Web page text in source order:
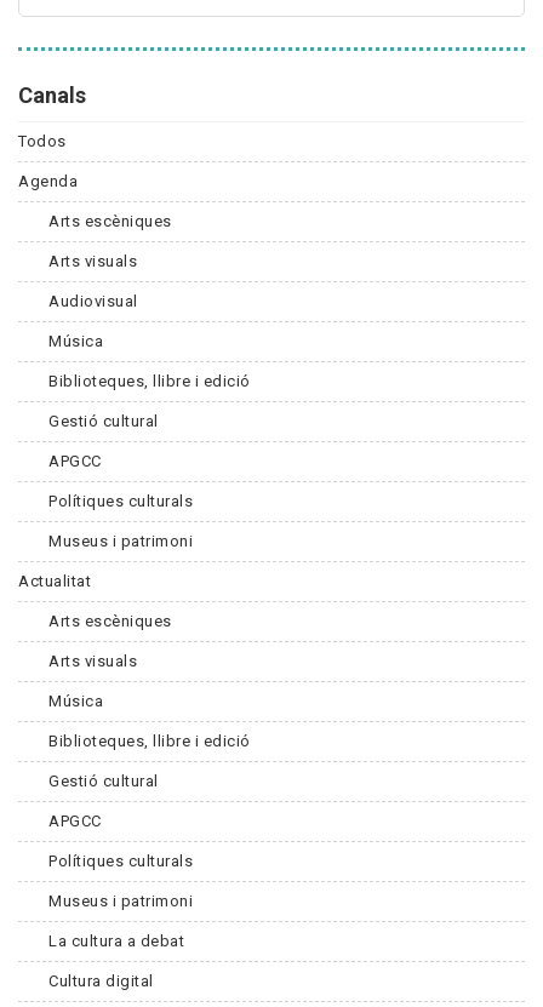
Canals
Todos
Agenda
Arts escèniques
Arts visuals
Audiovisual
Música
Biblioteques, llibre i edició
Gestió cultural
APGCC
Polítiques culturals
Museus i patrimoni
Actualitat
Arts escèniques
Arts visuals
Música
Biblioteques, llibre i edició
Gestió cultural
APGCC
Polítiques culturals
Museus i patrimoni
La cultura a debat
Cultura digital